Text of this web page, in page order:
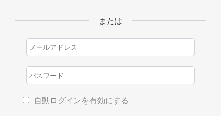
または
自動ログインを有効にする